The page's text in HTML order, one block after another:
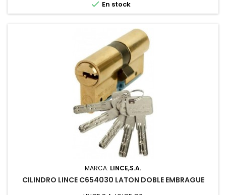
 En stock
MARCA: LINCE,S.A.
CILINDRO LINCE C654030 LATON DOBLE EMBRAGUE